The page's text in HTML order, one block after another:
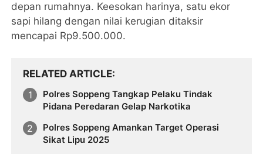
depan rumahnya. Keesokan harinya, satu ekor
sapi hilang dengan nilai kerugian ditaksir
mencapai Rp9.500.000.
RELATED ARTICLE
Polres Soppeng Tangkap Pelaku Tindak
Pidana Peredaran Gelap Narkotika
Polres Soppeng Amankan Target Operasi
Sikat Lipu 2025